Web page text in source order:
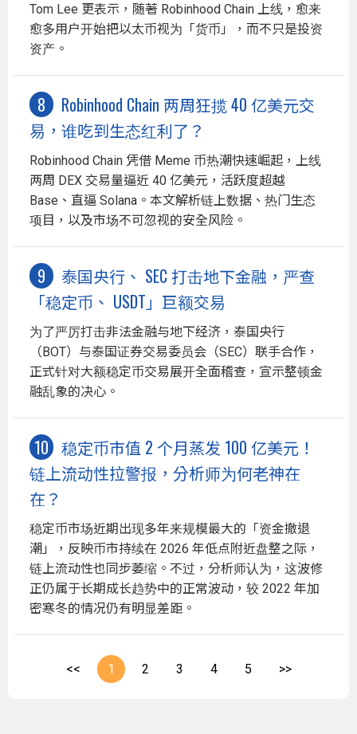
Tom Lee 更表示，随著 Robinhood Chain 上线，愈来
愈多用户开始把以太币视为「货币」，而不只是投资
资产。
Robinhood Chain 两周狂揽 40 亿美元交
易，谁吃到生态红利了？
Robinhood Chain 凭借 Meme 币热潮快速崛起，上线
两周 DEX 交易量逼近 40 亿美元，活跃度超越
Base、直逼 Solana。本文解析链上数据、热门生态
项目，以及市场不可忽视的安全风险。
泰国央行、 SEC 打击地下金融，严查
「稳定币、 USDT」巨额交易
为了严厉打击非法金融与地下经济，泰国央行
（BOT）与泰国证券交易委员会（SEC）联手合作，
正式针对大额稳定币交易展开全面稽查，宣示整顿金
融乱象的决心。
稳定币市值 2 个月蒸发 100 亿美元！
链上流动性拉警报，分析师为何老神在
在？
稳定币市场近期出现多年来规模最大的「资金撤退
潮」，反映币市持续在 2026 年低点附近盘整之际，
链上流动性也同步萎缩。不过，分析师认为，这波修
正仍属于长期成长趋势中的正常波动，较 2022 年加
密寒冬的情况仍有明显差距。
<< 1 2 3 4 5 >>